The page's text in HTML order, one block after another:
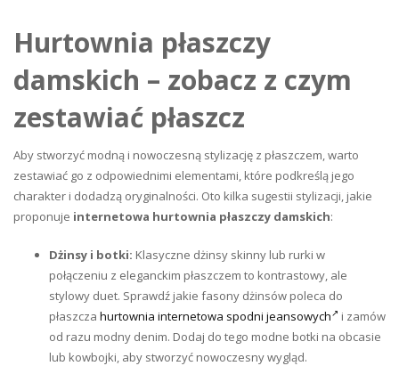
Hurtownia płaszczy
damskich – zobacz z czym
zestawiać płaszcz
Aby stworzyć modną i nowoczesną stylizację z płaszczem, warto
zestawiać go z odpowiednimi elementami, które podkreślą jego
charakter i dodadzą oryginalności. Oto kilka sugestii stylizacji, jakie
proponuje internetowa hurtownia płaszczy damskich:
Dżinsy i botki: Klasyczne dżinsy skinny lub rurki w
połączeniu z eleganckim płaszczem to kontrastowy, ale
stylowy duet. Sprawdź jakie fasony dżinsów poleca do
płaszcza hurtownia internetowa spodni jeansowych
i zamów
od razu modny denim. Dodaj do tego modne botki na obcasie
lub kowbojki, aby stworzyć nowoczesny wygląd.